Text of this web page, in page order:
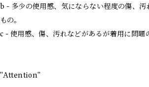
b - 多少の使用感、気にならない程度の傷、汚
もの。
c - 使用感、傷、汚れなどがあるが着用に問題
"Attention"